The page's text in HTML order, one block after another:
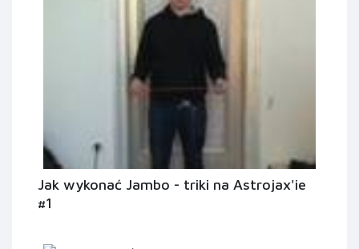
Jak wykonać Jambo - triki na Astrojax'ie
#1